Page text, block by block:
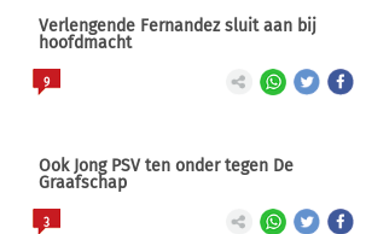
Verlengende Fernandez sluit aan bij
hoofdmacht
9
Ook Jong PSV ten onder tegen De
Graafschap
3